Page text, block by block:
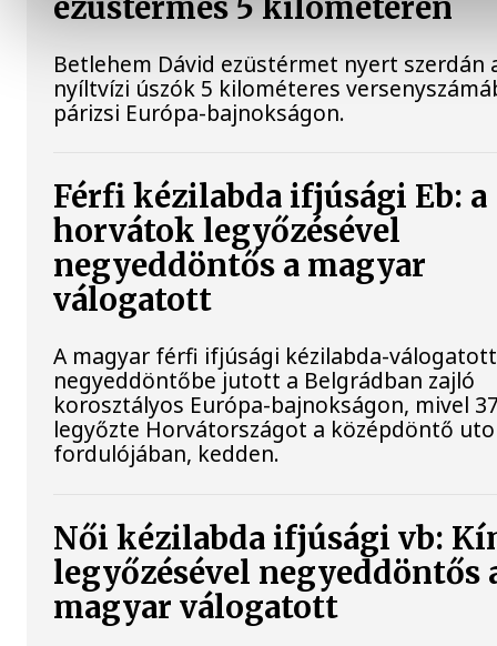
ezüstérmes 5 kilométeren
Betlehem Dávid ezüstérmet nyert szerdán
nyíltvízi úszók 5 kilométeres
párizsi Európa-bajnokságon.
Férfi kézilabda ifjúsági Eb: a
horvátok legyőzésével
negyeddöntős a magyar
válogatott
A magyar férfi ifjúsági kézilabda-válogatott
negyeddöntőbe jutott a Belgrádban zajló
korosztályos Európa-bajnokságon, mivel
legyőzte Horvátországot a középdöntő
fordulójában, kedden.
Női kézilabda ifjúsági vb:
legyőzésével negyeddöntős
magyar válogatott